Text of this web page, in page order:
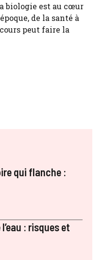
biologie est au cœur
de la santé à
peut faire la
qui flanche :
: risques et